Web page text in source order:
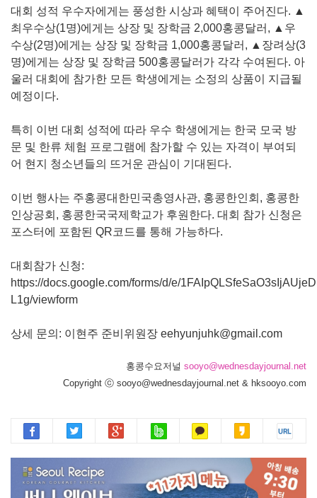
대회 성적 우수자에게는 풍성한 시상과 혜택이 주어진다. ▲
최우수상(1명)에게는 상장 및 장학금 2,000홍콩달러, ▲우
수상(2명)에게는 상장 및 장학금 1,000홍콩달러, ▲장려상(3
명)에게는 상장 및 장학금 500홍콩달러가 각각 수여된다. 아
울러 대회에 참가한 모든 학생에게는 소정의 상품이 지급될
예정이다.
특히 이번 대회 성적에 따라 우수 학생에게는 한국 모국 방
문 및 한류 체험 프로그램에 참가할 수 있는 자격이 부여되
어 현지 청소년들의 뜨거운 관심이 기대된다.
이번 행사는 주홍콩대한민국총영사관, 홍콩한인회, 홍콩한
인상공회, 홍콩한국국제학교가 후원한다. 대회 참가 신청은
포스터에 포함된 QR코드를 통해 가능하다.
대회참가 신청:
https://docs.google.com/forms/d/e/
L1g/viewform
상세 문의: 이현주 준비위원장 eehyunjuhk@gmail.com
홍콩수요저널 sooyo@wednesdayjournal.net
Copyright ⓒ sooyo@wednesdayjournal.net & hksooyo.com